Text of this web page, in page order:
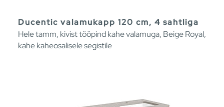
Ducentic valamukapp 120 cm, 4 sahtliga
Hele tamm, kivist tööpind kahe valamuga, Beige Royal,
kahe kaheosalisele segistile